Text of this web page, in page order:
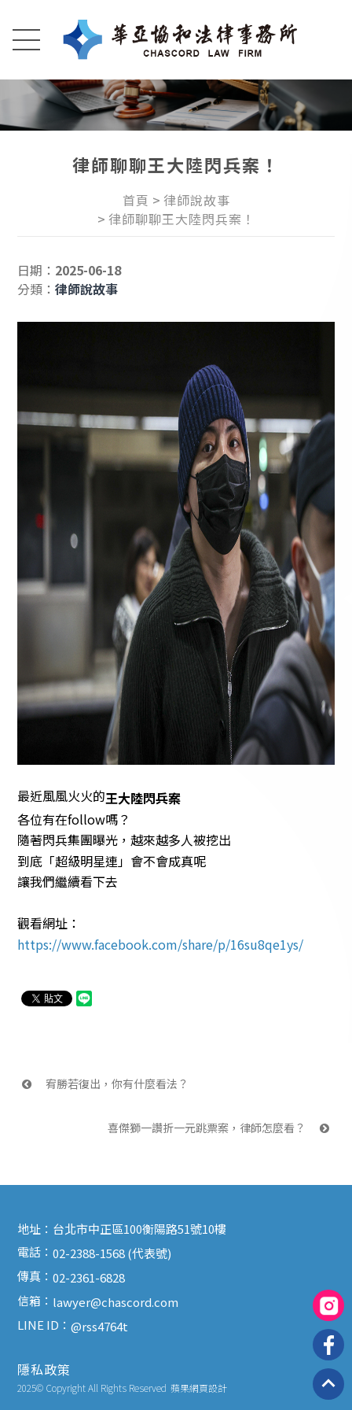
律師聊聊王大陸閃兵案！
首頁
律師說故事
律師聊聊王大陸閃兵案！
日期： 2025-06-18
分類：律師說故事
最近風風火火的王大陸閃兵案
各位有在follow嗎？
隨著閃兵集團曝光，越來越多人被挖出
到底「超級明星連」會不會成真呢
讓我們繼續看下去
觀看網址：
https://www.facebook.com/share/p/16su8qe1ys/
宥勝若復出，你有什麼看法？
喜傑獅一讚折一元跳票案，律師怎麼看？
地址： 台北市中正區100衡陽路51號10樓
電話：02-2388-1568 (代表號)
傳真：02-2361-6828
信箱： lawyer@chascord.com
LINE ID：@rss4764t
隱私政策
2025© Copyright All Rights Reserved 蘋果網頁設計